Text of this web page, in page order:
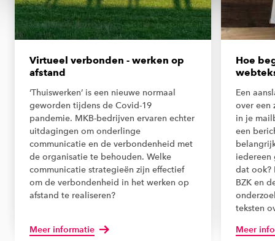
Virtueel verbonden - werken op
afstand
‘Thuiswerken’ is een nieuwe normaal
geworden tijdens de Covid-19
pandemie. MKB-bedrijven ervaren echter
uitdagingen om onderlinge
communicatie en de verbondenheid met
de organisatie te behouden. Welke
communicatie strategieën zijn effectief
om de verbondenheid in het werken op
afstand te realiseren?
Meer informatie
Hoe
Een
over een
in je
een
iedereen
dat ook?
BZK en
teksten
Meer